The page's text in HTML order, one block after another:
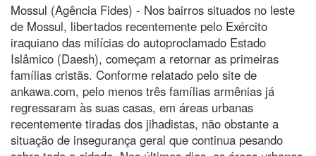
Mossul (Agência Fides) - Nos bairros situados no leste
de Mossul, libertados recentemente pelo Exército
iraquiano das milícias do autoproclamado Estado
Islâmico (Daesh), começam a retornar as primeiras
famílias cristãs. Conforme relatado pelo site de
ankawa.com, pelo menos três famílias armênias já
regressaram às suas casas, em áreas urbanas
recentemente tiradas dos jihadistas, não obstante a
situação de insegurança geral que continua pesando